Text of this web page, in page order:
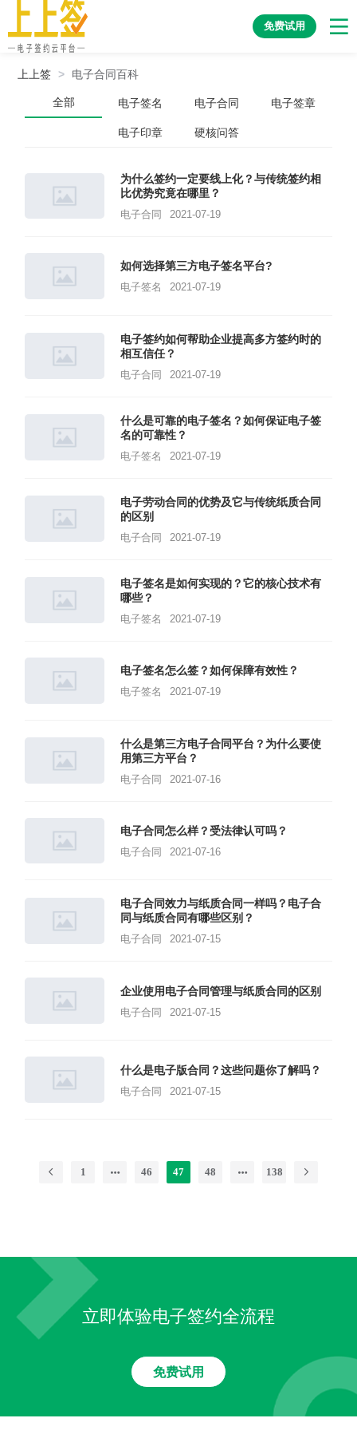
免费试用
上上签 > 电子合同百科
全部 电子签名 电子合同 电子签章
电子印章 硬核问答
为什么签约一定要线上化？与传统签约相
比优势究竟在哪里？
电子合同 2021-07-19
如何选择第三方电子签名平台?
电子签名 2021-07-19
电子签约如何帮助企业提高多方签约时的
相互信任？
电子合同 2021-07-19
什么是可靠的电子签名？如何保证电子签
名的可靠性？
电子签名 2021-07-19
电子劳动合同的优势及它与传统纸质合同
的区别
电子合同 2021-07-19
电子签名是如何实现的？它的核心技术有
哪些？
电子签名 2021-07-19
电子签名怎么签？如何保障有效性？
电子签名 2021-07-19
什么是第三方电子合同平台？为什么要使
用第三方平台？
电子合同 2021-07-16
电子合同怎么样？受法律认可吗？
电子合同 2021-07-16
电子合同效力与纸质合同一样吗？电子合
同与纸质合同有哪些区别？
电子合同 2021-07-15
企业使用电子合同管理与纸质合同的区别
电子合同 2021-07-15
什么是电子版合同？这些问题你了解吗？
电子合同 2021-07-15
1 46 47 48 138
立即体验电子签约全流程
免费试用